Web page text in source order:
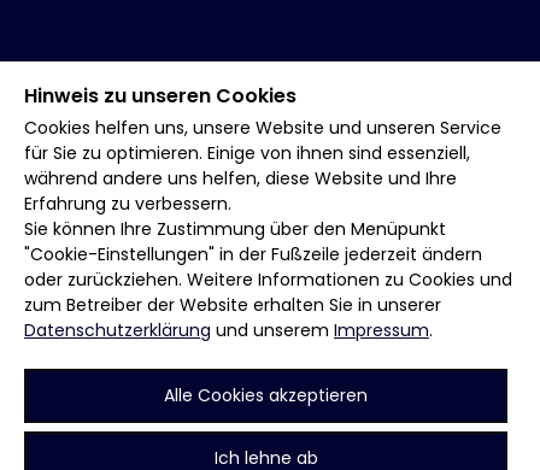
Hinweis zu unseren Cookies
Cookies helfen uns, unsere Website und unseren Service
für Sie zu optimieren. Einige von ihnen sind essenziell,
während andere uns helfen, diese Website und Ihre
Erfahrung zu verbessern.
Sie können Ihre Zustimmung über den Menüpunkt
"Cookie-Einstellungen" in der Fußzeile jederzeit ändern
oder zurückziehen. Weitere Informationen zu Cookies und
zum Betreiber der Website erhalten Sie in unserer
Datenschutzerklärung und unserem Impressum.
Ich lehne ab
Alle Cookies akzeptieren